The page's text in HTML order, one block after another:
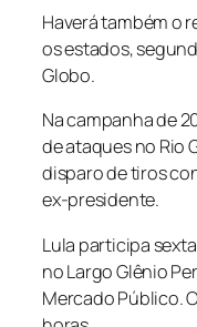
Haverá também o
os estados,
Globo.
Na campanha de
de ataques no Rio
disparo de tiros
ex-presidente.
Lula participa
no Largo Glênio
Mercado Público.